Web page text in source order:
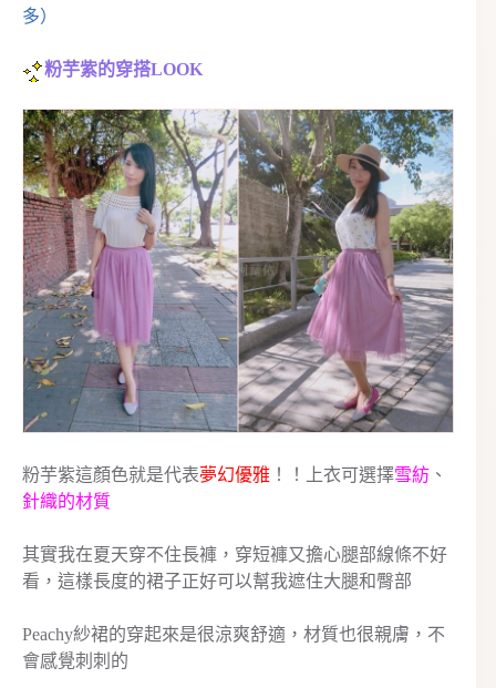
多）
粉芋紫的穿搭LOOK
粉芋紫這顏色就是代表夢幻優雅 ！！上衣可選擇雪紡 、
針織的材質
其實我在夏天穿不住長褲，穿短褲又擔心腿部線條不好
看，這樣長度的裙子正好可以幫我遮住大腿和臀部
Peachy紗裙的穿起來是很涼爽舒適，材質也很親膚，不
會感覺刺刺的